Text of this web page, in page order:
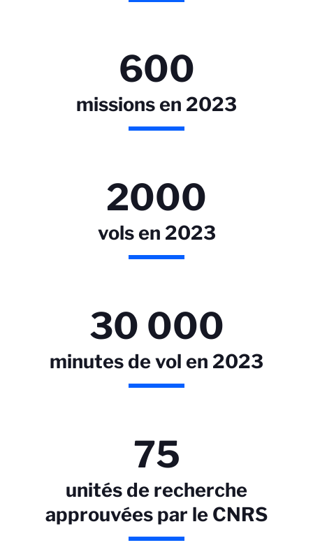
600
missions en 2023
2000
vols en 2023
30 000
minutes de vol en 2023
75
unités de recherche
approuvées par le CNRS